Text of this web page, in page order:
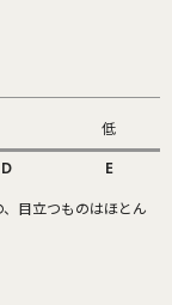
低
D E
目立つものはほとん